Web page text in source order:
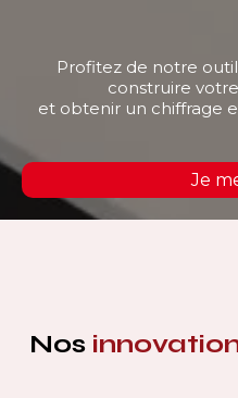
Profitez de notre
construire
et obtenir un chiffrage
Je
Nos